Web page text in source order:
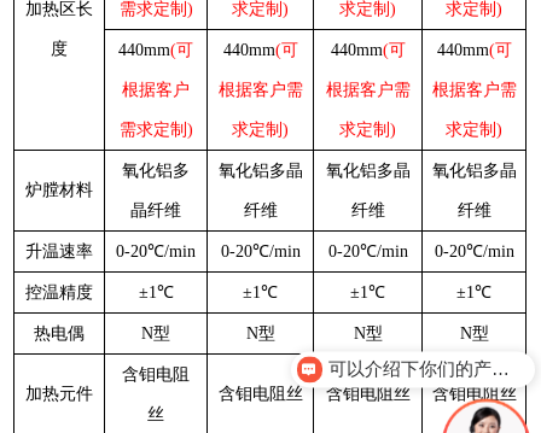
加热区长
度
需求定制) 求定制) 求定制) 求定制)
440mm(可
根据客户
需求定制)
440mm(可
根据客户需
求定制)
440mm(可
根据客户需
求定制)
440mm(可
根据客户需
求定制)
炉膛材料
氧化铝多
晶纤维
氧化铝多晶
纤维
氧化铝多晶
纤维
氧化铝多晶
纤维
升温速率 0-20℃/min 0-20℃/min 0-20℃/min 0-20℃/min
控温精度 ±1℃ ±1℃ ±1℃ ±1℃
热电偶 N型 N型 N型 N型
加热元件
含钼电阻
丝
含钼电阻丝 含钼电阻丝 含钼电阻丝
可以介绍下你们的产品么？